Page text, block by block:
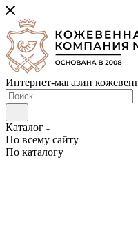
Интернет-магазин
Каталог
По всему сайту
По каталогу